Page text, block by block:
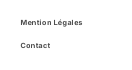
Mention Légales
Contact